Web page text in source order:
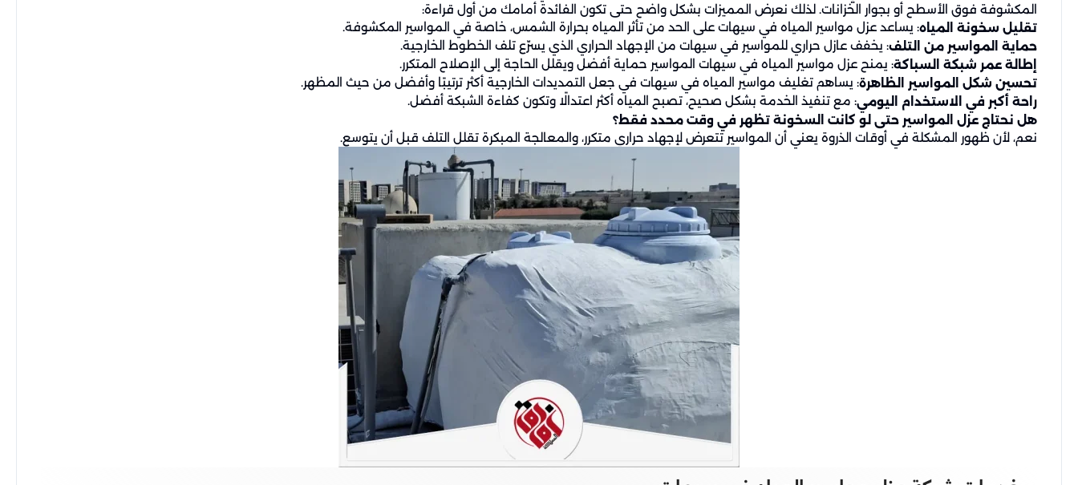
المكشوفة فوق الأسطح أو بجوار الخزانات. لذلك نعرض المميزات بشكل واضح حتى تكون الفائدة أمامك من أول قراءة:
تقليل سخونة المياه: يساعد عزل مواسير المياه في سيهات على الحد من تأثر المياه بحرارة الشمس، خاصة في المواسير المكشوفة.
حماية المواسير من التلف: يخفف عازل حراري للمواسير في سيهات من الإجهاد الحراري الذي يسرّع تلف الخطوط الخارجية.
إطالة عمر شبكة السباكة: يمنح عزل مواسير المياه في سيهات المواسير حماية أفضل ويقلل الحاجة إلى الإصلاح المتكرر.
تحسين شكل المواسير الظاهرة: يساهم تغليف مواسير المياه في سيهات في جعل التمديدات الخارجية أكثر ترتيبًا وأفضل من حيث المظهر.
راحة أكبر في الاستخدام اليومي: مع تنفيذ الخدمة بشكل صحيح، تصبح المياه أكثر اعتدالًا وتكون كفاءة الشبكة أفضل.
هل نحتاج عزل المواسير حتى لو كانت السخونة تظهر في وقت محدد فقط؟
نعم، لأن ظهور المشكلة في أوقات الذروة يعني أن المواسير تتعرض لإجهاد حراري متكرر، والمعالجة المبكرة تقلل التلف قبل أن يتوسع.